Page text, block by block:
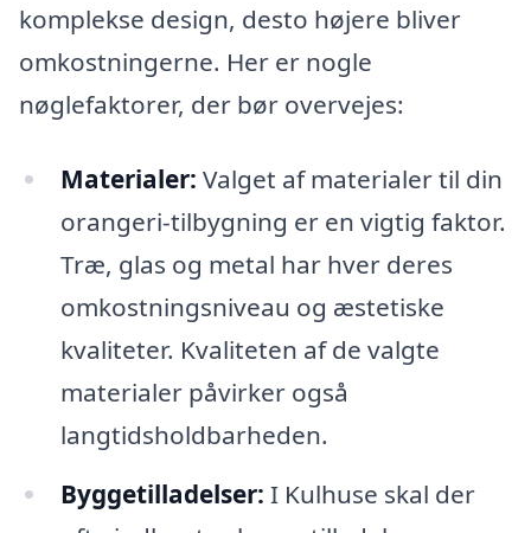
komplekse design, desto højere bliver
omkostningerne. Her er nogle
nøglefaktorer, der bør overvejes:
Materialer: Valget af materialer til din
orangeri-tilbygning er en vigtig faktor.
Træ, glas og metal har hver deres
omkostningsniveau og æstetiske
kvaliteter. Kvaliteten af ​​de valgte
materialer påvirker også
langtidsholdbarheden.
Byggetilladelser: I Kulhuse skal der